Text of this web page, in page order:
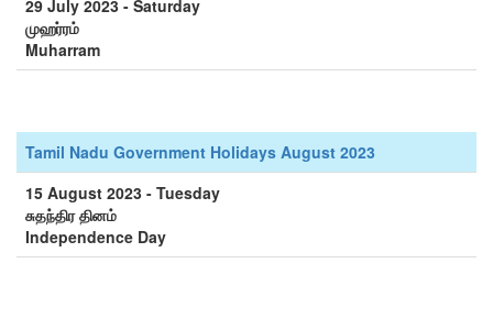
29 July 2023 - Saturday
முஹர்ரம்
Muharram
Tamil Nadu Government Holidays August 2023
15 August 2023 - Tuesday
சுதந்திர தினம்
Independence Day